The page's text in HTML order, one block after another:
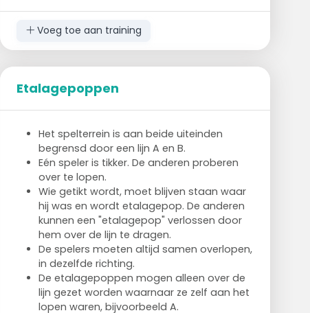
Spelregels
voorwerpen in hun hoepel.
Een speler mag steeds één voorwerp
Het doel is om vier dezelfde voorwerpen in
jouw hoepel te krijgen.
Op dat moment roep je "KWARTET!"
Differentiatie
Er kan eventueel een tikker worden
aangesteld.
Wie getikt is en een voorwerp vastheeft,
legt deze terug in de oorspronkelijke
hoepel.
Er kan een vijfde voorwerp gebruikt worden
die in het midden van het terrein ligt.
Deze voorwerpen zijn meer punten waard,
Voeg toe aan training
Etalagepoppen
Het spelterrein is aan beide uiteinden
begrensd door een lijn A en B.
Eén speler is tikker. De anderen proberen
over te lopen.
Wie getikt wordt, moet blijven staan waar
hij was en wordt etalagepop. De anderen
kunnen een "etalagepop" verlossen door
hem over de lijn te dragen.
De spelers moeten altijd samen overlopen,
in dezelfde richting.
De etalagepoppen mogen alleen over de
lijn gezet worden waarnaar ze zelf aan het
lopen waren, bijvoorbeeld A.